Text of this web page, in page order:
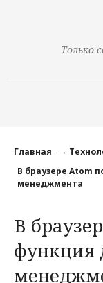
Только
Финансы
Наука
Культура
Общество
Главная
В браузере Atom
менеджмента
В
функция